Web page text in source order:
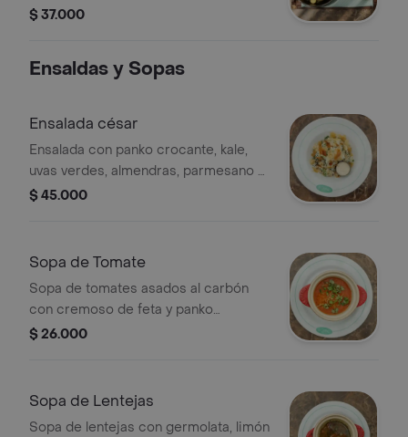
crema, espinaca, condimentos de la
cebollas al carbón y chimichurri.
$ 37.000
Ensaldas y Sopas
Ensalada césar
Ensalada con panko crocante, kale,
uvas verdes, almendras, parmesano y
vinagreta de anchoas.
$ 45.000
Sopa de Tomate
Sopa de tomates asados al carbón
con cremoso de feta y panko
crocante.
$ 26.000
Sopa de Lentejas
Sopa de lentejas con germolata, limón